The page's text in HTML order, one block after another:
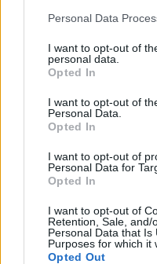
Personal Data
I want to opt-out of
personal data.
Opted In
I want to opt-out of
Personal Data.
Opted In
I want to opt-out of
Personal Data for
Opted In
I want to opt-out of
Retention, Sale, and/
Personal Data that Is
Purposes for which it
Opted Out
Τι
Οι